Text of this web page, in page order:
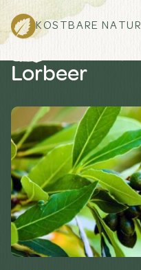
KOSTBARE NATUR
Lorbeer